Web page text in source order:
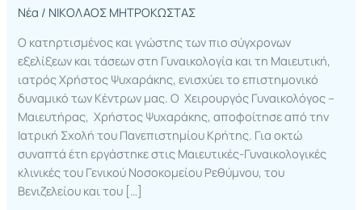
Νέα / ΝΙΚΟΛΑΟΣ ΜΗΤΡΟΚΩΣΤΑΣ
Ο κατηρτισμένος και γνώστης των πιο σύγχρονων
εξελίξεων και τάσεων στη Γυναικολογία και τη Μαιευτική,
ιατρός Χρήστος Ψυχαράκης, ενισχύει το επιστημονικό
δυναμικό των Κέντρων μας. Ο Χειρουργός Γυναικολόγος –
Μαιευτήρας, Χρήστος Ψυχαράκης, αποφοίτησε από την
Ιατρική Σχολή του Πανεπιστημίου Κρήτης. Για οκτώ
συναπτά έτη εργάστηκε στις Μαιευτικές-Γυναικολογικές
κλινικές του Γενικού Νοσοκομείου Ρεθύμνου, του
Βενιζελείου και του […]